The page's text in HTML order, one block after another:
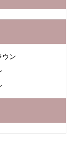
ウン